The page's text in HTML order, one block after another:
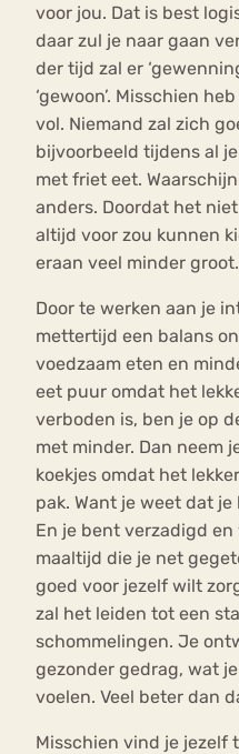
voor jou. Dat is best
daar zul je naar gaan
der tijd zal er
‘gewoon’. Misschien
vol. Niemand zal zich
bijvoorbeeld tijdens al
met friet eet.
anders. Doordat het
altijd voor zou kunnen
eraan veel minder groot.
Door te werken aan je
mettertijd een balans
voedzaam eten en
eet puur omdat het
verboden is, ben je op
met minder. Dan neem
koekjes omdat het
pak. Want je weet dat
En je bent verzadigd
maaltijd die je net
goed voor jezelf wilt
zal het leiden tot een
schommelingen. Je
gezonder gedrag, wat
voelen. Veel beter dan
Misschien vind je jezelf